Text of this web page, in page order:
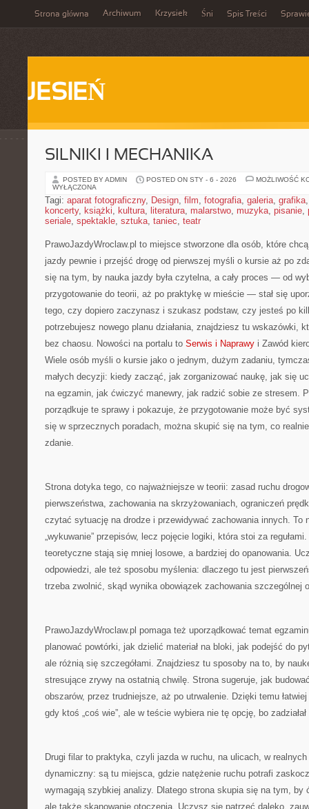
Strona główna Archiwum Krzysiek Śni Spis Treści
JESIEŃ
SILNIKI I MECHANIKA
POSTED BY ADMIN POSTED ON STY - 6 - 2026
MOŻLIWOŚĆ
WYŁĄCZONA
Tagi: aparat fotograficzny, Design, film, fotografia, galeria, grafika
koncerty, książki, kultura, literatura, malarstwo, muzyka, pisanie,
seriale, spektakle, sztuka, taniec, teatr
PrawoJazdyWroclaw.pl to miejsce stworzone dla osób, które
jazdy pewnie i przejść drogę od pierwszej myśli o kursie aż po
się na tym, by nauka jazdy była czytelna, a cały proces — od
przygotowanie do teorii, aż po praktykę w mieście — stał się
tego, czy dopiero zaczynasz i szukasz podstaw, czy jesteś po
potrzebujesz nowego planu działania, znajdziesz tu wskazówki,
bez chaosu. Nowości na portalu to Serwis i Naprawy i Zawód
Wiele osób myśli o kursie jako o jednym, dużym zadaniu,
małych decyzji: kiedy zacząć, jak zorganizować naukę, jak się
na egzamin, jak ćwiczyć manewry, jak radzić sobie ze stresem.
porządkuje te sprawy i pokazuje, że przygotowanie może być
się w sprzecznych poradach, można skupić się na tym, co
zdanie.
Strona dotyka tego, co najważniejsze w teorii: zasad ruchu
pierwszeństwa, zachowania na skrzyżowaniach, ograniczeń
czytać sytuację na drodze i przewidywać zachowania innych. To
„wykuwanie” przepisów, lecz pojęcie logiki, która stoi za
teoretyczne stają się mniej losowe, a bardziej do opanowania.
odpowiedzi, ale też sposobu myślenia: dlaczego tu jest
trzeba zwolnić, skąd wynika obowiązek zachowania szczególnej
PrawoJazdyWroclaw.pl pomaga też uporządkować temat
planować powtórki, jak dzielić materiał na bloki, jak podejść do
ale różnią się szczegółami. Znajdziesz tu sposoby na to, by
stresujące zrywy na ostatnią chwilę. Strona sugeruje, jak
obszarów, przez trudniejsze, aż po utrwalenie. Dzięki temu
gdy ktoś „coś wie”, ale w teście wybiera nie tę opcję, bo
Drugi filar to praktyka, czyli jazda w ruchu, na ulicach, w realnych
dynamiczny: są tu miejsca, gdzie natężenie ruchu potrafi
wymagają szybkiej analizy. Dlatego strona skupia się na tym, by
ale także skanowanie otoczenia. Uczysz się patrzeć daleko,